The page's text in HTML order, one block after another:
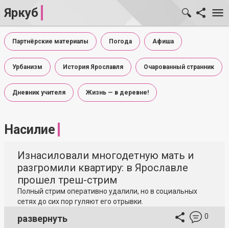
Яркуб
Партнёрские материалы Погода Афиша
Урбанизм История Ярославля Очарованный странник
Дневник учителя Жизнь — в деревне!
Насилие
Изнасиловали многодетную мать и
разгромили квартиру: в Ярославле
прошел треш-стрим
Полный стрим оперативно удалили, но в социальных
сетях до сих пор гуляют его отрывки.
развернуть 0